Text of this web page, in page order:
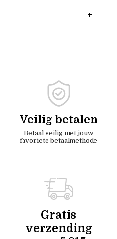
Veilig betalen
Betaal veilig met jouw
favoriete betaalmethode
Gratis
verzending